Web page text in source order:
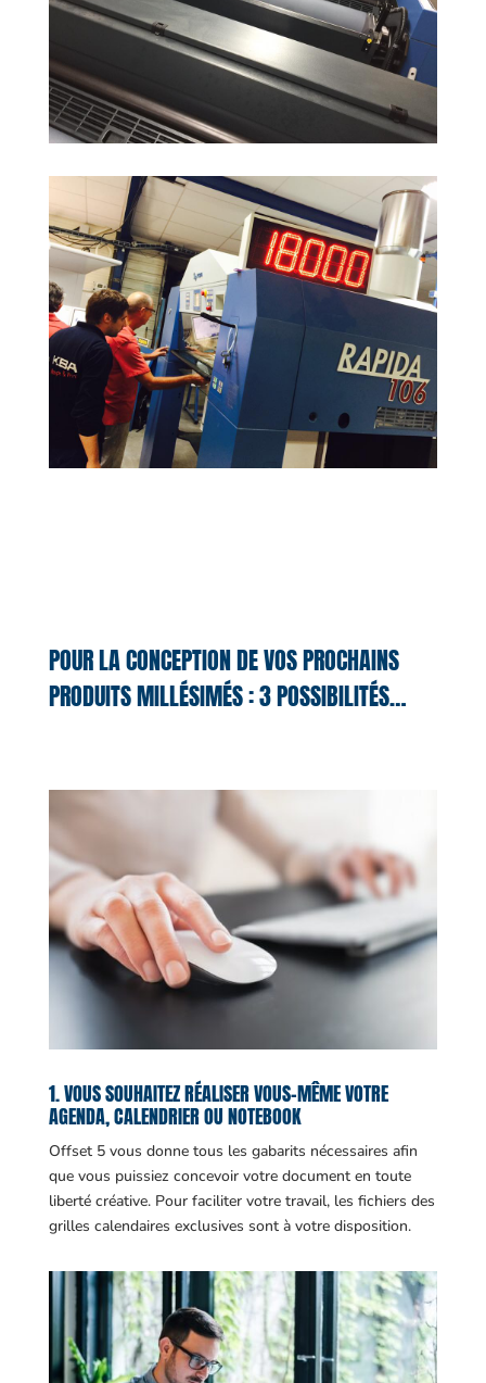
POUR LA CONCEPTION DE VOS PROCHAINS
PRODUITS MILLÉSIMÉS : 3 POSSIBILITÉS…
1. VOUS SOUHAITEZ RÉALISER VOUS-MÊME VOTRE
AGENDA, CALENDRIER OU NOTEBOOK
Offset 5 vous donne tous les gabarits nécessaires afin
que vous puissiez concevoir votre document en toute
liberté créative. Pour faciliter votre travail, les fichiers des
grilles calendaires exclusives sont à votre disposition.